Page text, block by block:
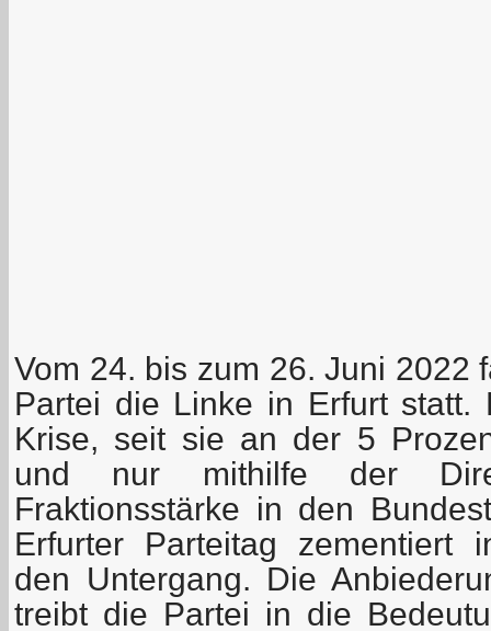
Vom 24. bis zum 26. Juni 2022
Partei die Linke in Erfurt
Krise, seit sie an der 5
und nur mithilfe der
Fraktionsstärke in den
Erfurter Parteitag zementiert
den Untergang. Die
treibt die Partei in die